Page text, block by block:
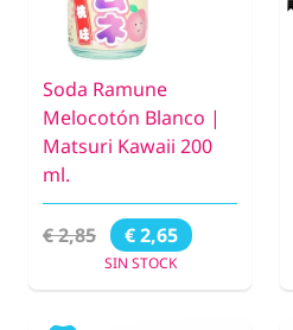
Soda Ramune
Melocotón Blanco |
Matsuri Kawaii 200
ml.
€ 2,85 € 2,65
SIN STOCK